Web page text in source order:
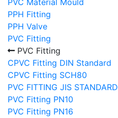
PVC Material Mould
PPH Fitting
PPH Valve
PVC Fitting
PVC Fitting
CPVC Fitting DIN Standard
CPVC Fitting SCH80
PVC FITTING JIS STANDARD
PVC Fitting PN10
PVC Fitting PN16